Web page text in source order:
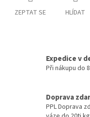
ZEPTAT SE HLÍDAT
Expedice v
Při nákupu do
Doprava
PPL Doprava